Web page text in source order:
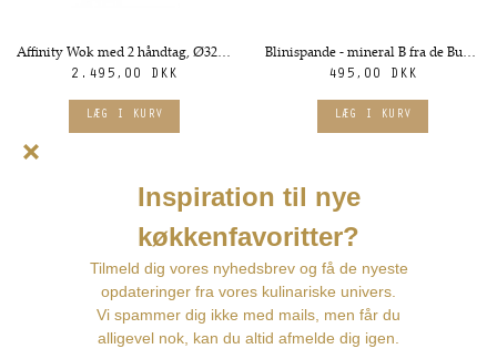
Affinity Wok med 2 håndtag, Ø32 cm - de Buyer
2.495,00 DKK
Blinispande - mineral B fra de Buyer
495,00 DKK
139,00 DKK 450,00 DKK